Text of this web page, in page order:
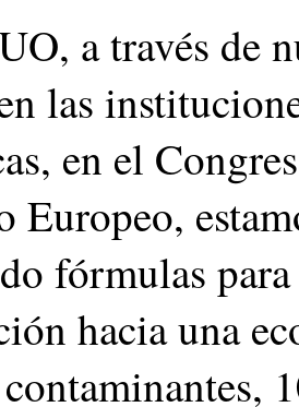
a través de
las
en el
Europeo,
fórmulas
hacia una